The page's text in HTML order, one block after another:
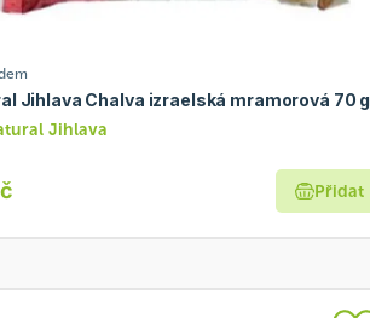
Jihlava Chalva izraelská mramorová 70 g
Jihlava
Přidat